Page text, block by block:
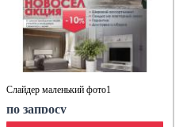
Слайдер маленький фото1
по запросу